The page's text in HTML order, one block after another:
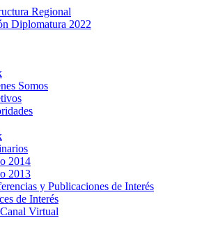
Somos
2014
2013
y Publicaciones de Interés
de Interés
Virtual